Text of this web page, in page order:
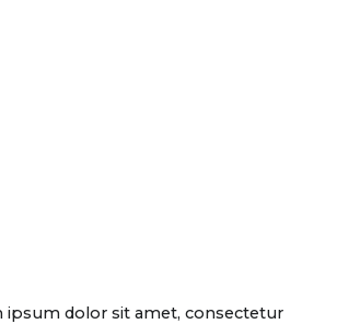
ipsum dolor sit amet, consectetur